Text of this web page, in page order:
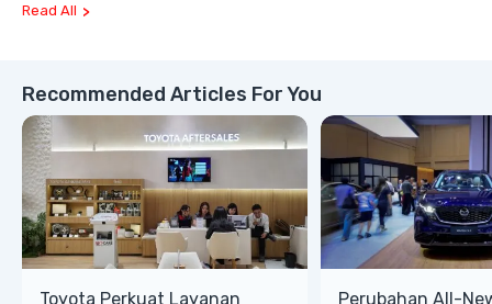
Read All
Recommended Articles For You
Toyota Perkuat Layanan Perubahan All-